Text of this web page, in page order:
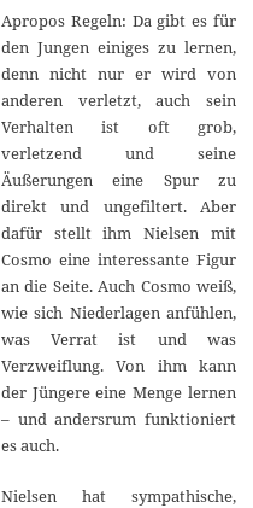
Apropos Regeln: Da gibt es für
den Jungen einiges zu lernen,
denn nicht nur er wird von
anderen verletzt, auch sein
Verhalten ist oft grob,
verletzend und seine
Äußerungen eine Spur zu
direkt und ungefiltert. Aber
dafür stellt ihm Nielsen mit
Cosmo eine interessante Figur
an die Seite. Auch Cosmo weiß,
wie sich Niederlagen anfühlen,
was Verrat ist und was
Verzweiflung. Von ihm kann
der Jüngere eine Menge lernen
– und andersrum funktioniert
es auch.
Nielsen hat sympathische,